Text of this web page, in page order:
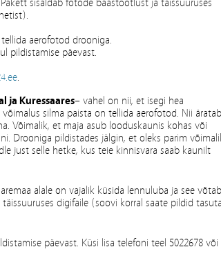
sisaldab fotode baastöötlust ja täissuuruses
aerofotod drooniga.
pildistamise päevast.
.
ja Kuressaares– vahel on nii, et isegi hea
silma paista on tellida aerofotod. Nii äratab
Võimalik, et maja asub looduskaunis kohas või
Drooniga pildistades jälgin, et oleks parim
just selle hetke, kus teie kinnisvara saab kaunilt
alale on vajalik küsida lennuluba ja see võtab
digifaile (soovi korral saate pildid tasuta
päevast. Küsi lisa telefoni teel 5022678 või